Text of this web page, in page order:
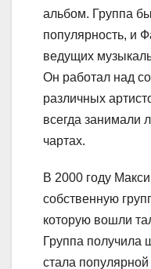
альбом. Группа
популярность, и
ведущих
Он работал над
различных
всегда занимали
чартах.
В 2000 году
собственную
которую вошли
Группа получила
стала